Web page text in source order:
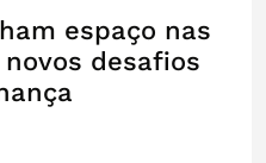
espaço nas
desafios